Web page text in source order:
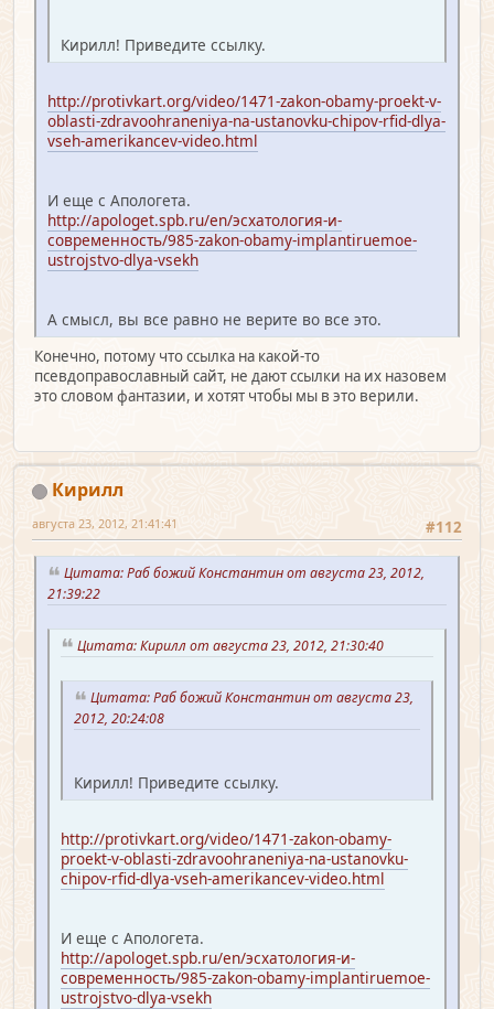
Кирилл! Приведите ссылку.
http://protivkart.org/video/1471-zakon-obamy-proekt-v-
oblasti-zdravoohraneniya-na-ustanovku-chipov-rfid-dlya-
vseh-amerikancev-video.html
И еще с Апологета.
http://apologet.spb.ru/en/эсхатология-и-
современность/985-zakon-obamy-implantiruemoe-
ustrojstvo-dlya-vsekh
А смысл, вы все равно не верите во все это.
Конечно, потому что ссылка на какой-то
псевдоправославный сайт, не дают ссылки на их назовем
это словом фантазии, и хотят чтобы мы в это верили.
Кирилл
#112
августа 23, 2012, 21:41:41
Цитата: Раб божий Константин от августа 23, 2012,
21:39:22
Цитата: Кирилл от августа 23, 2012, 21:30:40
Цитата: Раб божий Константин от августа 23,
2012, 20:24:08
Кирилл! Приведите ссылку.
http://protivkart.org/video/1471-zakon-obamy-
proekt-v-oblasti-zdravoohraneniya-na-ustanovku-
chipov-rfid-dlya-vseh-amerikancev-video.html
И еще с Апологета.
http://apologet.spb.ru/en/эсхатология-и-
современность/985-zakon-obamy-implantiruemoe-
ustrojstvo-dlya-vsekh